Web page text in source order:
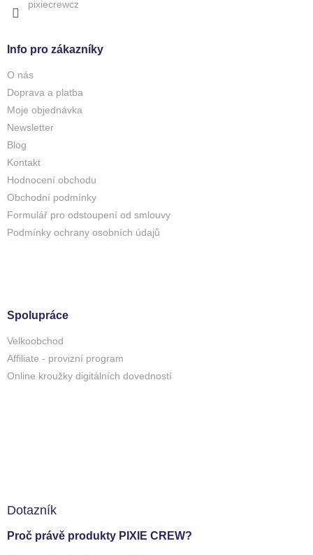
pixiecrewcz
Info pro zákazníky
O nás
Doprava a platba
Moje objednávka
Newsletter
Blog
Kontakt
Hodnocení obchodu
Obchodní podmínky
Formulář pro odstoupení od smlouvy
Podmínky ochrany osobních údajů
Spolupráce
Velkoobchod
Affiliate - provizní program
Online kroužky digitálních dovedností
Dotazník
Proč právě produkty PIXIE CREW?